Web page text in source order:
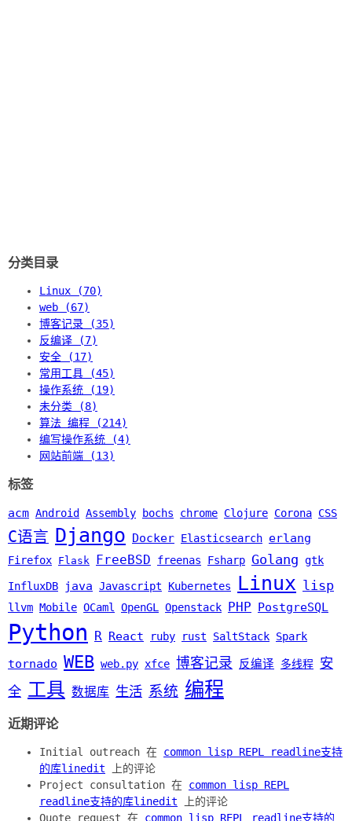
分类目录
Linux (70)
web (67)
博客记录 (35)
反编译 (7)
安全 (17)
常用工具 (45)
操作系统 (19)
未分类 (8)
算法 编程 (214)
编写操作系统 (4)
网站前端 (13)
标签
acm Android Assembly bochs chrome Clojure Corona CSS
C语言 Django Docker Elasticsearch erlang
Firefox Flask FreeBSD freenas Fsharp Golang gtk
InfluxDB java Javascript Kubernetes Linux lisp
llvm Mobile OCaml OpenGL Openstack PHP PostgreSQL
Python R React ruby rust SaltStack Spark
tornado WEB web.py xfce 博客记录 反编译 多线程 安
全 工具 数据库 生活 系统 编程
近期评论
Initial outreach 在 common lisp REPL readline支持
的库linedit 上的评论
Project consultation 在 common lisp REPL
readline支持的库linedit 上的评论
Quote request 在 common lisp REPL readline支持的